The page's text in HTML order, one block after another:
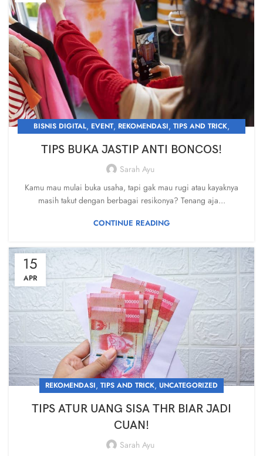
BISNIS DIGITAL, EVENT, REKOMENDASI, TIPS AND TRICK,
TIPS BUKA JASTIP ANTI BONCOS!
Sarah Ayu
Kamu mau mulai buka usaha, tapi gak mau rugi atau kayaknya
masih takut dengan berbagai resikonya? Tenang aja...
CONTINUE READING
15
APR
REKOMENDASI, TIPS AND TRICK, UNCATEGORIZED
TIPS ATUR UANG SISA THR BIAR JADI
CUAN!
Sarah Ayu